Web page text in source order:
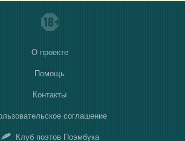
О проекте
Помощь
Контакты
соглашение
Клуб поэтов Поэмбука